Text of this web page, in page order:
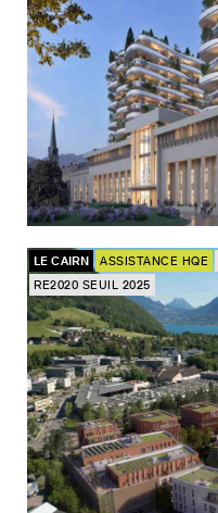
LE CAIRN ASSISTANCE HQE
RE2020 SEUIL 2025